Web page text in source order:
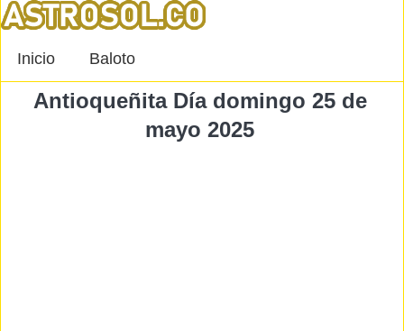
Inicio Baloto
Antioqueñita Día domingo 25 de
mayo 2025